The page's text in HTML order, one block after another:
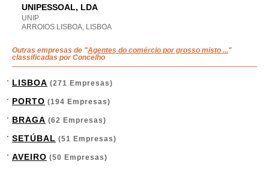
UNIPESSOAL, LDA
UNIP
ARROIOS LISBOA, LISBOA
Outras empresas de "Agentes do comércio por grosso misto ..."
classificadas por Concelho
LISBOA (271 Empresas)
PORTO (194 Empresas)
BRAGA (62 Empresas)
SETÚBAL (51 Empresas)
AVEIRO (50 Empresas)